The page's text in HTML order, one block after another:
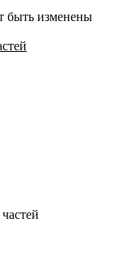
быть изменены